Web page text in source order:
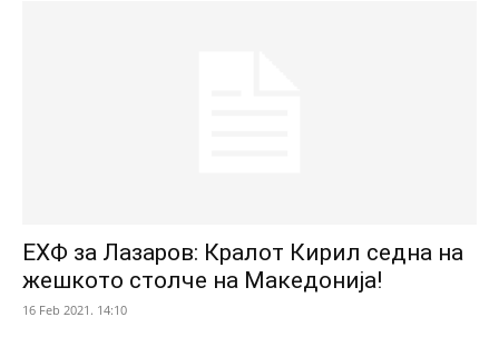
ЕХФ за Лазаров: Кралот Кирил седна на
жешкото столче на Македонија!
16 Feb 2021. 14:10